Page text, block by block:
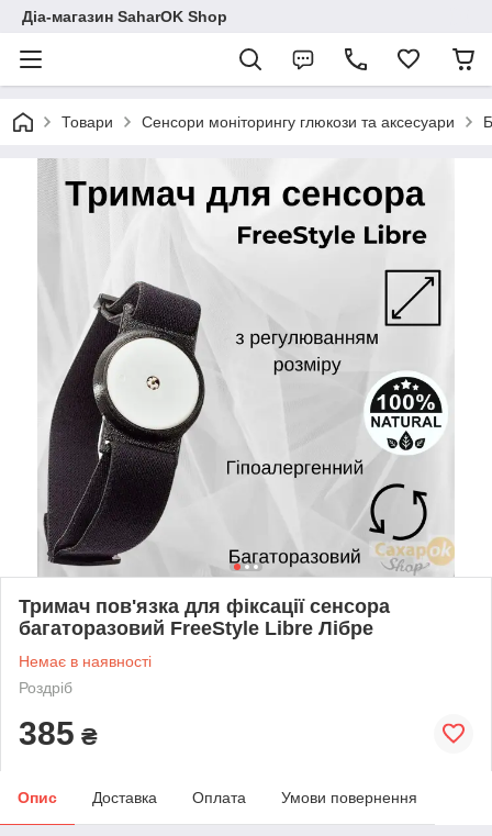
Діа-магазин SaharOK Shop
Товари Сенсори моніторингу глюкози та аксесуари
Тримач пов'язка для фіксації сенсора
багаторазовий FreeStyle Libre Лібре
Немає в наявності
Роздріб
385 ₴
Опис Доставка Оплата Умови повернення